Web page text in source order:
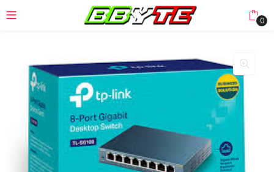
0